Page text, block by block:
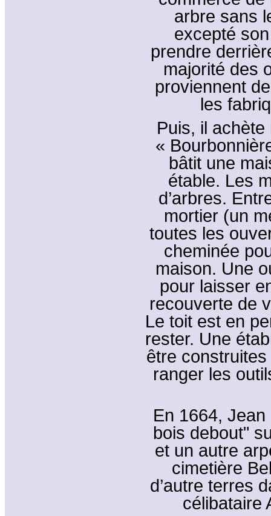
arbre sans
excepté
prendre
majorité des
proviennent
les
Puis, il
«
bâtit une
étable. Les
d’arbres.
mortier (un
toutes les
cheminée
maison. Une
pour laisser
recouverte de
Le toit est en
rester. Une
être
ranger les
En 1664,
bois debout"
et un autre
cimetière
d’autre terres
célibataire